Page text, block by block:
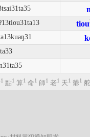
tiou
ta33
1 點1 算1 命1 師1 老1 天1 爺1 舵